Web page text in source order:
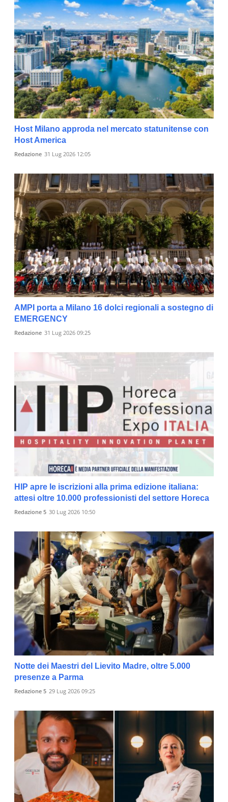
Host Milano approda nel mercato statunitense con
Host America
Redazione 31 Lug 2026 12:05
AMPI porta a Milano 16 dolci regionali a sostegno di
EMERGENCY
Redazione 31 Lug 2026 09:25
HIP apre le iscrizioni alla prima edizione italiana:
attesi oltre 10.000 professionisti del settore Horeca
Redazione 5 30 Lug 2026 10:50
Notte dei Maestri del Lievito Madre, oltre 5.000
presenze a Parma
Redazione 5 29 Lug 2026 09:25